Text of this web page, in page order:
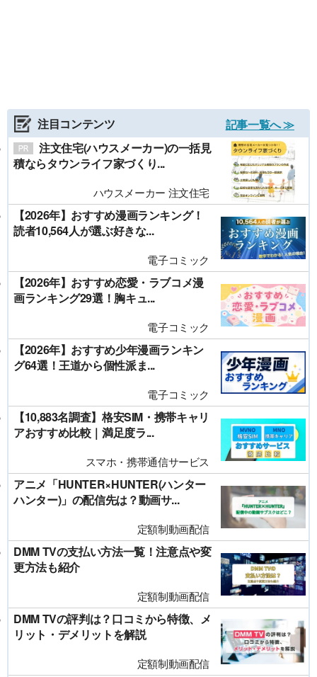
注目コンテンツ
記事一覧へ ≫
注文住宅(ハウスメーカー)の一括見
積ならタウンライフ家づくり...
ハウスメーカー 注文住宅
【2026年】おすすめ漫画ランキング！
読者10,564人が選ぶ好きな...
電子コミック
【2026年】おすすめ恋愛・ラブコメ漫
画ランキング29選！胸キュ...
電子コミック
【2026年】おすすめ少年漫画ランキン
グ64選！王道から個性派ま...
電子コミック
【10,883名調査】格安SIM・携帯キャリ
アおすすめ比較｜満足度ラ...
スマホ・携帯通信サービス
アニメ「HUNTER×HUNTER(ハンター
ハンター)」の配信先は？動画サ...
定額制動画配信
DMM TVの支払い方法一覧！注意点や変
更方法も紹介
定額制動画配信
DMM TVの評判は？口コミから特徴、メ
リット・デメリットを解説
定額制動画配信